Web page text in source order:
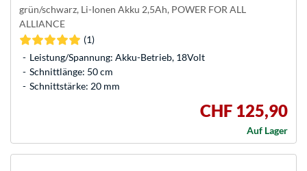
grün/schwarz, Li-Ionen Akku 2,5Ah, POWER FOR ALL
ALLIANCE
(1)
Leistung/Spannung: Akku-Betrieb, 18Volt
Schnittlänge: 50 cm
Schnittstärke: 20 mm
CHF 125,90
Auf Lager